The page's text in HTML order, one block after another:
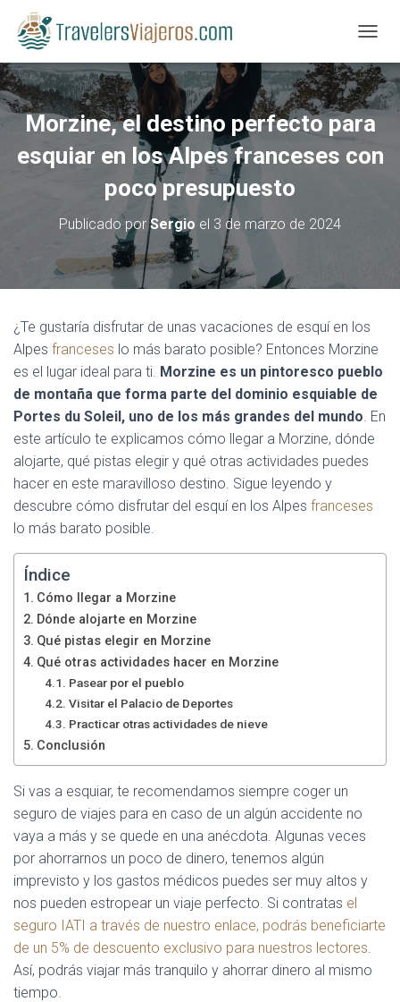
Morzine, el destino perfecto para
esquiar en los Alpes franceses con
poco presupuesto
Publicado porSergio el 3 de marzo de 2024
¿Te gustaría disfrutar de unas vacaciones de esquí en los
Alpes franceses lo más barato posible? Entonces Morzine
es el lugar ideal para ti. Morzine es un pintoresco pueblo
de montaña que forma parte del dominio esquiable de
Portes du Soleil, uno de los más grandes del mundo. En
este artículo te explicamos cómo llegar a Morzine, dónde
alojarte, qué pistas elegir y qué otras actividades puedes
hacer en este maravilloso destino. Sigue leyendo y
descubre cómo disfrutar del esquí en los Alpes franceses
lo más barato posible.
Índice
Cómo llegar a Morzine
Dónde alojarte en Morzine
Qué pistas elegir en Morzine
Qué otras actividades hacer en Morzine
Pasear por el pueblo
Visitar el Palacio de Deportes
Practicar otras actividades de nieve
Conclusión
Si vas a esquiar, te recomendamos siempre coger un
seguro de viajes para en caso de un algún accidente no
vaya a más y se quede en una anécdota. Algunas veces
por ahorrarnos un poco de dinero, tenemos algún
imprevisto y los gastos médicos puedes ser muy altos y
nos pueden estropear un viaje perfecto. Si contratas el
seguro IATI a través de nuestro enlace, podrás beneficiarte
de un 5% de descuento exclusivo para nuestros lectores.
Así, podrás viajar más tranquilo y ahorrar dinero al mismo
tiempo.